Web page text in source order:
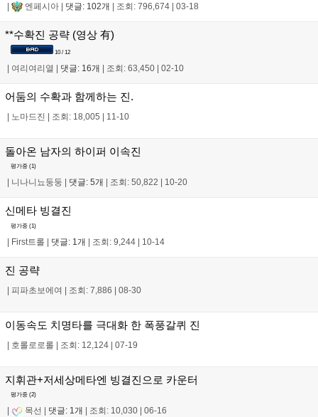
| 엔페시아 | 댓글: 102개 | 조회: 796,674 | 03-18
**수확진 공략 (영상 有)
10 / 12
여리여리열 댓글: 16개 조회: 63,450 02-10
어둠의 수확과 함께하는 진.
노마드진 조회: 18,005 11-10
돌아온 남자의 하이퍼 이속진
평가중 (1)
니나니뇨둥둥 댓글: 5개 조회: 50,822 10-20
신메타 빙결진
평가중 (1)
| First트롤 | 댓글: 1개 | 조회: 9,244 | 10-14
진 공략
| 피파초보에여 | 조회: 7,886 | 08-30
이동속도 치명타를 극대화 한 폭풍갈퀴 진
| 호롤로로롤 | 조회: 12,124 | 07-19
지휘관+저세상메타엔 빙결진으로 카운터
평가중 (2)
목선 댓글: 1개 조회: 10,030 06-16